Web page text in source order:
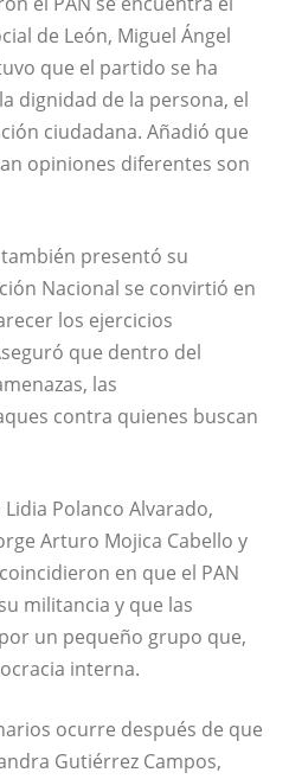
de León, Miguel Ángel
que el partido se ha
dignidad de la persona, el
ciudadana. Añadió que
opiniones diferentes son
presentó su
Nacional se convirtió en
los ejercicios
que dentro del
las
contra quienes buscan
Polanco Alvarado,
Arturo Mojica Cabello y
en que el PAN
militancia y que las
un pequeño grupo que,
interna.
ocurre después de que
Gutiérrez Campos,